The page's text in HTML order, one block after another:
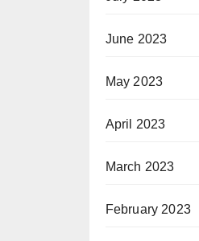
June 2023
May 2023
April 2023
March 2023
February 2023